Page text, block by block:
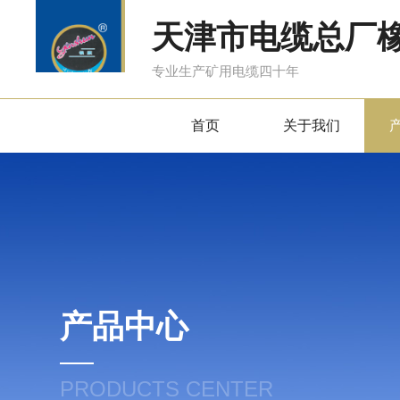
天津市电缆总厂
专业生产矿用电缆四十年
首页 关于我们
产品中心
PRODUCTS CENTER